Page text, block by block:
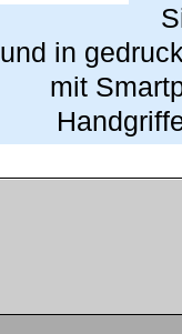
und in
mit